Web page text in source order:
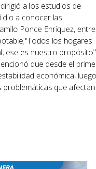
a los estudios de
dio a conocer las
Ponce Enríquez, entre
los hogares
ese es nuestro propósito"
que desde el
económica, luego
problemáticas que afectan